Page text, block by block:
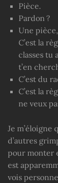
Pièce.
Pardon ?
Une
C’est la
classes tu
t’en
C’est du
C’est la
ne veux
Je m’éloigne
d’autres
pour monter
est
vois